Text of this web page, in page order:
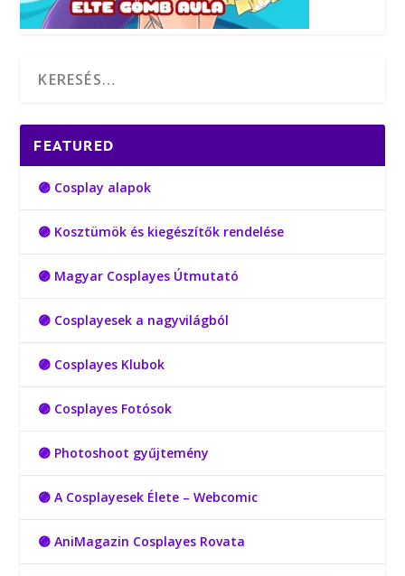
FEATURED
🟣 Cosplay alapok
🟣 Kosztümök és kiegészítők rendelése
🟣 Magyar Cosplayes Útmutató
🟣 Cosplayesek a nagyvilágból
🟣 Cosplayes Klubok
🟣 Cosplayes Fotósok
🟣 Photoshoot gyűjtemény
🟣 A Cosplayesek Élete – Webcomic
🟣 AniMagazin Cosplayes Rovata